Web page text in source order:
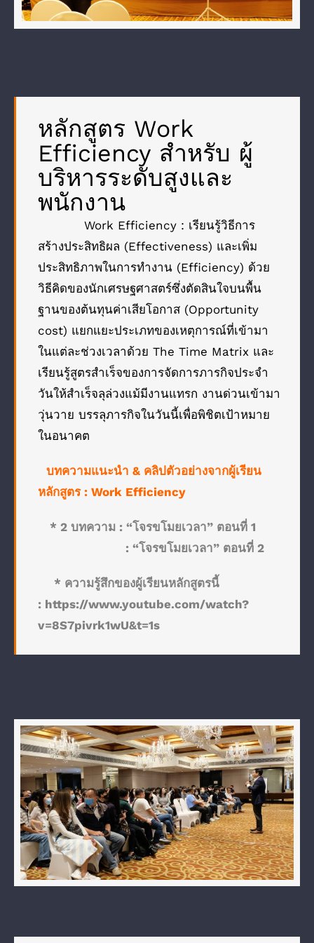
หลักสูตร Work
Efficiency สำหรับ ผู้
บริหารระดับสูงและ
พนักงาน
Work Efficiency : เรียนรู้วิธีการ
สร้างประสิทธิผล (Effectiveness) และเพิ่ม
ประสิทธิภาพในการทำงาน (Efficiency) ด้วย
วิธีคิดของนักเศรษฐศาสตร์ซึ่งตัดสินใจบนพื้น
ฐานของต้นทุนค่าเสียโอกาส (Opportunity
cost) แยกแยะประเภทของเหตุการณ์ที่เข้ามา
ในแต่ละช่วงเวลาด้วย The Time Matrix และ
เรียนรู้สูตรสำเร็จของการจัดการภารกิจประจำ
วันให้สำเร็จลุล่วงแม้มีงานแทรก งานด่วนเข้ามา
วุ่นวาย บรรลุภารกิจในวันนี้เพื่อพิชิตเป้าหมาย
ในอนาคต
บทความแนะนำ & คลิปตัวอย่างจากผู้เรียน
หลักสูตร : Work Efficiency
* 2 บทความ : “โจรขโมยเวลา” ตอนที่ 1
: “โจรขโมยเวลา” ตอนที่ 2
* ความรู้สึกของผู้เรียนหลักสูตรนี้
: https://www.youtube.com/watch?
v=8S7pivrk1wU&t=1s